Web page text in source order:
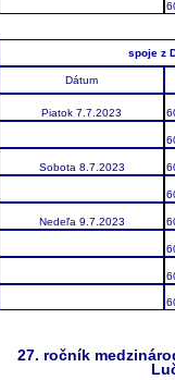
spoje z
Dátum
Piatok 7.7.2023
Sobota 8.7.2023
Nedeľa 9.7.2023
27. ročník